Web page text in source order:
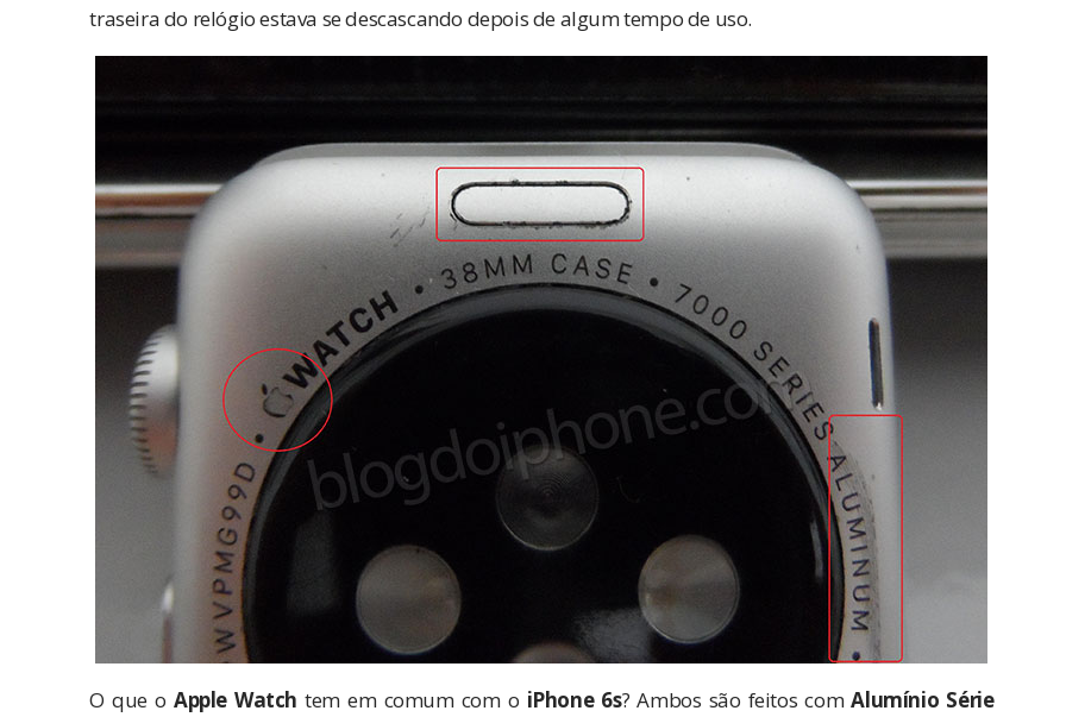
traseira do relógio estava se descascando depois de algum tempo de uso.
O que o Apple Watch tem em comum com o iPhone 6s? Ambos são feitos comAlumínio Série